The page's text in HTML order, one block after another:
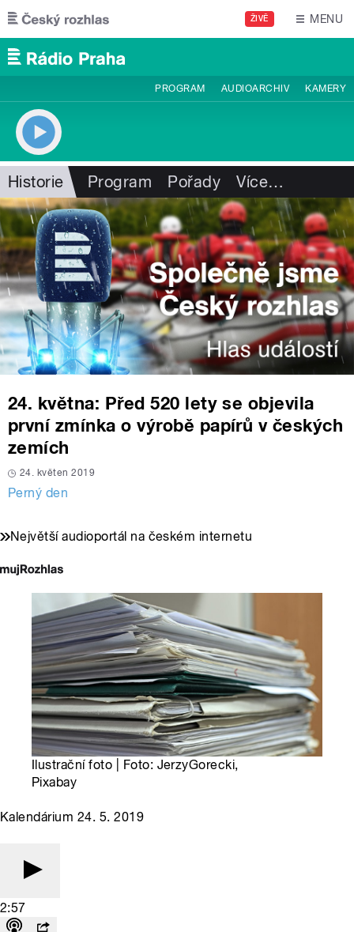
Přejít k hlavnímu obsahu
ŽIVĚ MENU
PROGRAM AUDIOARCHIV KAMERY
Historie Program Pořady Více…
24. května: Před 520 lety se objevila
první zmínka o výrobě papírů v českých
zemích
24. květen 2019
Perný den
Největší audioportál na českém internetu
Ilustrační foto | Foto: JerzyGorecki,
Pixabay
Kalendárium 24. 5. 2019
2:57